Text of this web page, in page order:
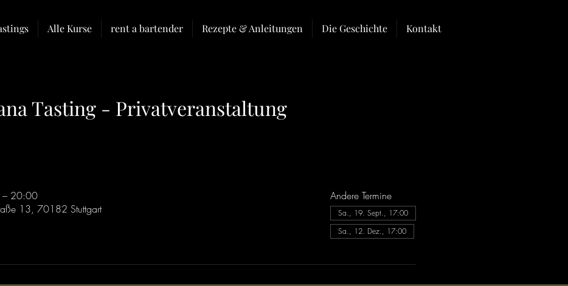
Alle Kurse rent a bartender Rezepte & Anleitungen Die Geschichte Kontakt
Tasting - Privatveranstaltung
20:00
13, 70182 Stuttgart
Andere Termine
Sa., 19. Sept., 17:00
Sa., 12. Dez., 17:00